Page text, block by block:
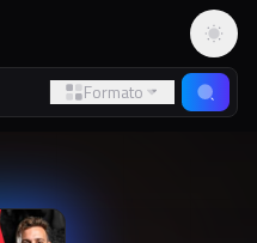
Formato